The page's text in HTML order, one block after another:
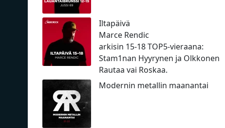
Iltapäivä
Marce Rendic
arkisin 15-18 TOP5-vieraana:
Stam1nan Hyyrynen ja Olkkonen
Rautaa vai Roskaa.
Modernin metallin maanantai